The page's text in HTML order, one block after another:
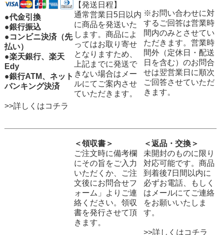
●代金引換
●銀行振込
●コンビニ決済（先
払い）
●楽天銀行、楽天
Edy
●銀行ATM、ネット
バンキング決済
>>詳しくはコチラ
【発送日程】
通常営業日5日以内
に商品を発送いた
します。商品によ
ってはお取り寄せ
となりますため、
上記までに発送で
きない場合はメー
ルにてご案内させ
ていただきます。
※お問い合わせに対
するご回答は営業時
間内のみとさせてい
ただきます。営業時
間外（定休日・配送
日を含む）のお問合
せは翌営業日に順次
ご回答させていただ
きます。
＜領収書＞
＜返品・交換＞
ご注文時に備考欄
にその旨をご入力
いただくか、ご注
文後にお問合せフ
ォーム」よりご連
絡ください。領収
書を発行させて頂
きます。
未開封のものに限り
対応可能です。商品
到着後7日間以内に
必ずお電話、もしく
はメールにてご連絡
をお願いいたしま
す。
>>詳しくはコチラ